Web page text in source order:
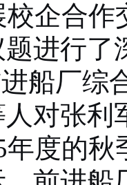
校企合
进行了
船厂综
对张利
年度的秋